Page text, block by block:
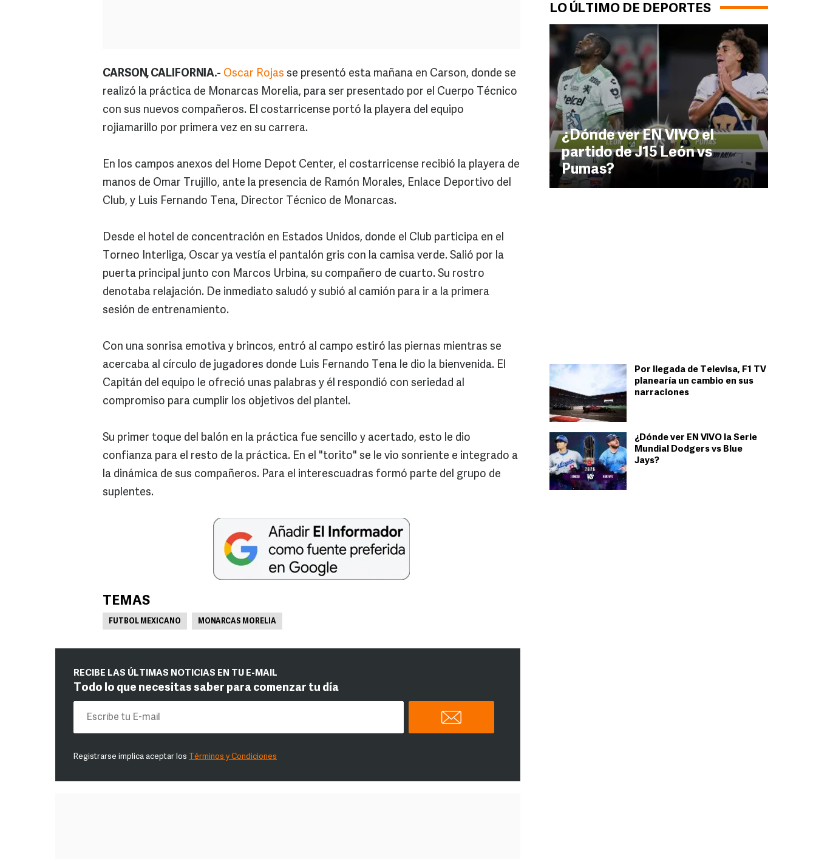
LO ÚLTIMO DE DEPORTES
¿Dónde ver EN VIVO el
partido de J15 León vs
Pumas?
Por llegada de Televisa, F1 TV
planearía un cambio en sus
narraciones
¿Dónde ver EN VIVO la Serie
Mundial Dodgers vs Blue
Jays?
CARSON, CALIFORNIA.- Oscar Rojas se presentó esta mañana en Carson, donde se
realizó la práctica de Monarcas Morelia, para ser presentado por el Cuerpo Técnico
con sus nuevos compañeros. El costarricense portó la playera del equipo
rojiamarillo por primera vez en su carrera.
En los campos anexos del Home Depot Center, el costarricense recibió la playera de
manos de Omar Trujillo, ante la presencia de Ramón Morales, Enlace Deportivo del
Club, y Luis Fernando Tena, Director Técnico de Monarcas.
Desde el hotel de concentración en Estados Unidos, donde el Club participa en el
Torneo Interliga, Oscar ya vestía el pantalón gris con la camisa verde. Salió por la
puerta principal junto con Marcos Urbina, su compañero de cuarto. Su rostro
denotaba relajación. De inmediato saludó y subió al camión para ir a la primera
sesión de entrenamiento.
Con una sonrisa emotiva y brincos, entró al campo estiró las piernas mientras se
acercaba al círculo de jugadores donde Luis Fernando Tena le dio la bienvenida. El
Capitán del equipo le ofreció unas palabras y él respondió con seriedad al
compromiso para cumplir los objetivos del plantel.
Su primer toque del balón en la práctica fue sencillo y acertado, esto le dio
confianza para el resto de la práctica. En el "torito" se le vio sonriente e integrado a
la dinámica de sus compañeros. Para el interescuadras formó parte del grupo de
suplentes.
TEMAS
FUTBOL MEXICANO MONARCAS MORELIA
RECIBE LAS ÚLTIMAS NOTICIAS EN TU E-MAIL
Todo lo que necesitas saber para comenzar tu día
Registrarse implica aceptar los Términos y Condiciones